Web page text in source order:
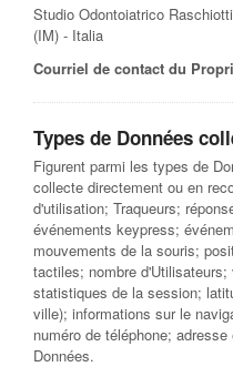
Studio Odontoiatrico
(IM) - Italia
Courriel de contact du
Types de Données
Figurent parmi les types de
collecte directement ou en
d'utilisation; Traqueurs;
événements keypress;
mouvements de la souris;
tactiles; nombre
statistiques de la session;
ville); informations sur le
numéro de téléphone;
Données.